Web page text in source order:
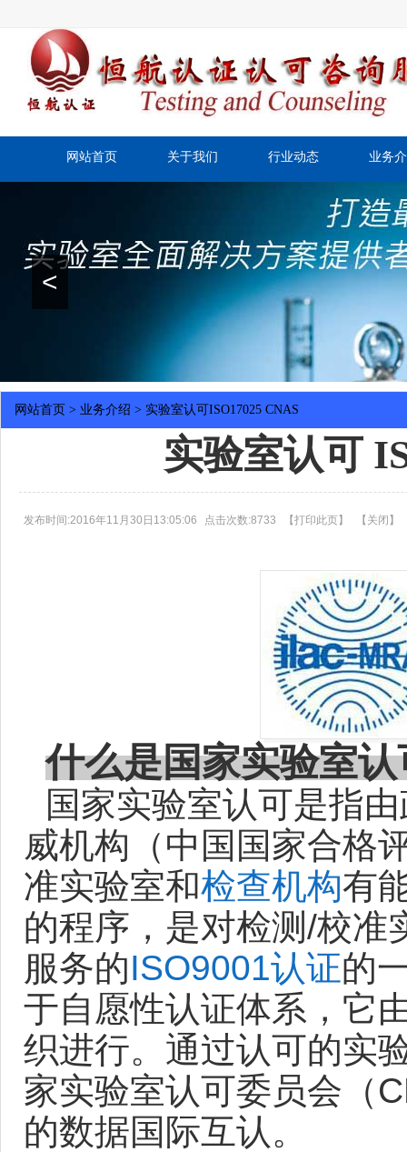
网站首页 关于我们 行业动态 业务
<
网站首页 > 业务介绍 > 实验室认可ISO17025 CNAS
实验室认可
发布时间:2016年11月30日13:05:06 点击次数:8733 【打印此页】 【 关闭 】
什么是国家实验室认
国家实验室认可是指
威机构（中国国家合格
准实验室和检查机构有
的程序，是对检测/校准
服务的ISO9001认证的
于自愿性认证体系，它
织进行。通过认可的实
家实验室认可委员会（
的数据国际互认。